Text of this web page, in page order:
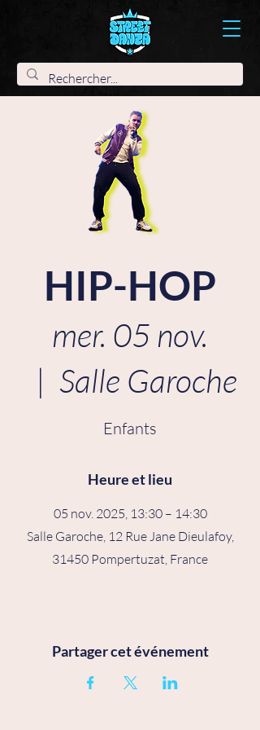
HIP-HOP
mer. 05 nov.
  |
Salle Garoche
Enfants
Heure et lieu
05 nov. 2025, 13:30 – 14:30
Salle Garoche, 12 Rue Jane Dieulafoy,
31450 Pompertuzat, France
Partager cet événement